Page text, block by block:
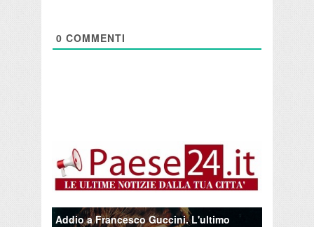
0 COMMENTI
Addio a Francesco Guccini. L'ultimo